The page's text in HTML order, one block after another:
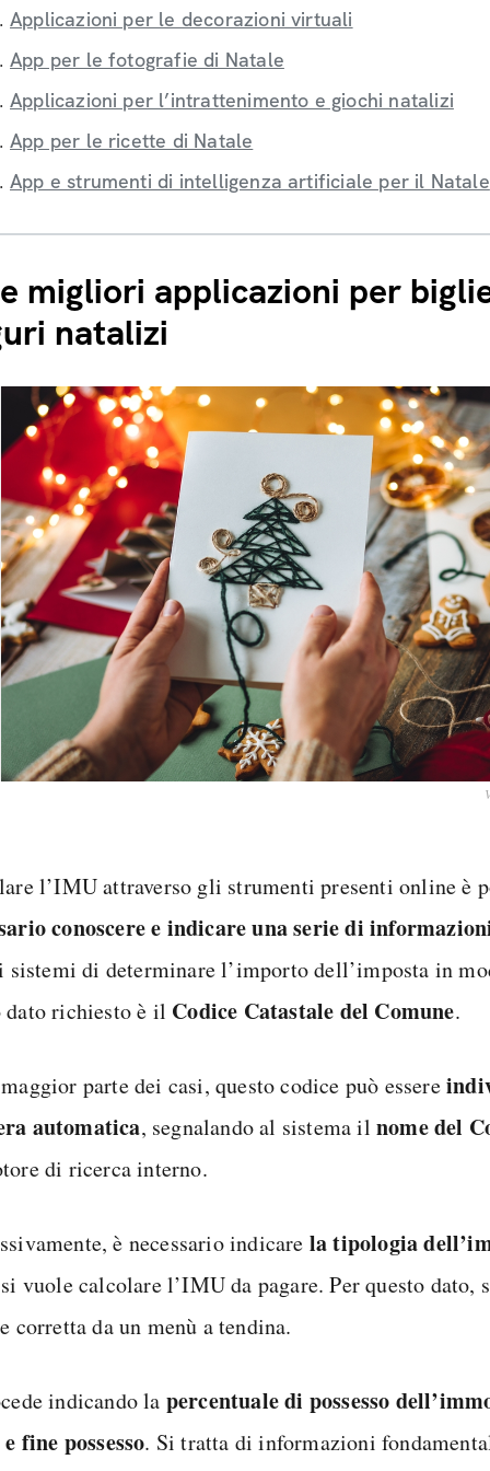
Applicazioni per le decorazioni virtuali
App per le fotografie di Natale
Applicazioni per l’intrattenimento e giochi natalizi
App per le ricette di Natale
App e strumenti di intelligenza artificiale per il Natale
migliori applicazioni per
natalizi
l’IMU attraverso gli strumenti presenti online è
conoscere e indicare una serie di
sistemi di determinare l’importo dell’imposta in
richiesto è il Codice Catastale del Comune.
parte dei casi, questo codice può essere
automatica, segnalando al sistema ilnome del
di ricerca interno.
è necessario indicare la tipologia
vuole calcolare l’IMU da pagare. Per questo dato,
corretta da un menù a tendina.
indicando la percentuale di possesso
fine possesso. Si tratta di informazioni